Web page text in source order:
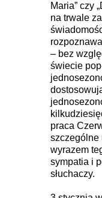
Maria” czy
na trwale
– bez
świecie
praca
szczególne
wyrazem
sympatia i
słuchaczy.